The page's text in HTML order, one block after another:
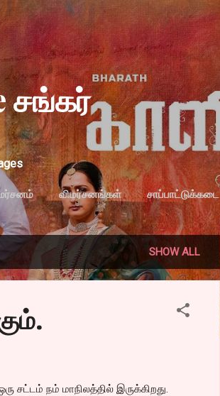
content
சங்கர்
விமர்சனங்கள் சாப்பாட்டுக்கடை
POLICY
SHOW ALL
சட்டம் நம் மாநிலத்தில் இருக்கிறது.